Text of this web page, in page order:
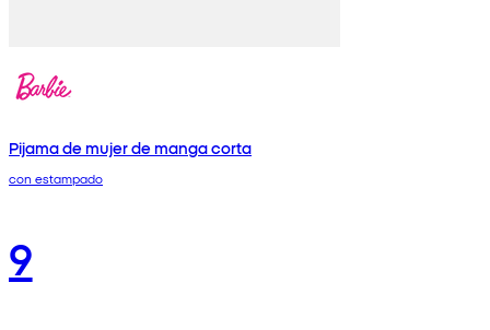
Pijama de mujer de manga corta
con estampado
9